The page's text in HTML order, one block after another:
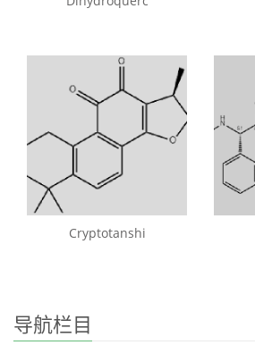
Cryptotanshi
导航栏目